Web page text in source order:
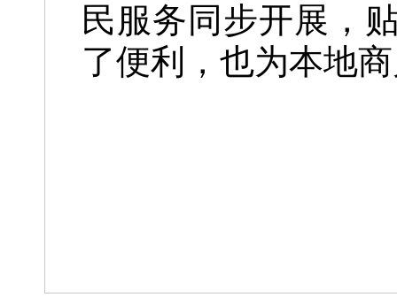
民服务同步开展，
了便利，也为本地